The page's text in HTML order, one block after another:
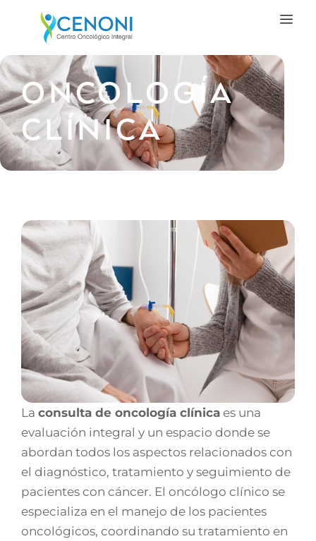
ONCOLOGÍA
CLÍNICA
La consulta de oncología clínica es una
evaluación integral y un espacio donde se
abordan todos los aspectos relacionados con
el diagnóstico, tratamiento y seguimiento de
pacientes con cáncer. El oncólogo clínico se
especializa en el manejo de los pacientes
oncológicos, coordinando su tratamiento en